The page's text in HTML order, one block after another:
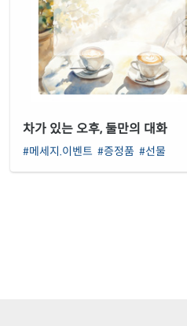
차가 있는 오후, 둘만의 대화
#메세지.이벤트 #증정품 #선물